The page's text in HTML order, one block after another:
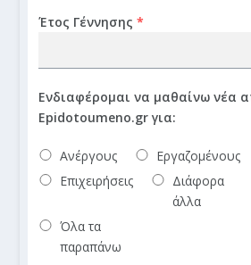
Έτος Γέννησης *
Ενδιαφέρομαι να μαθαίνω νέα
Epidotoumeno.gr για:
Ανέργους
Εργαζομένους
Επιχειρήσεις
Διάφορα
άλλα
Όλα τα
παραπάνω